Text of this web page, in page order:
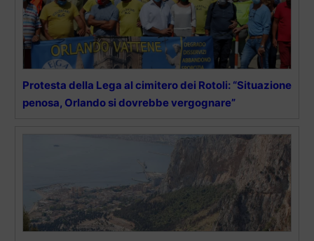
Protesta della Lega al cimitero dei Rotoli: “Situazione
penosa, Orlando si dovrebbe vergognare”